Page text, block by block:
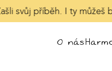
svůj příběh. I ty můžeš
O nás